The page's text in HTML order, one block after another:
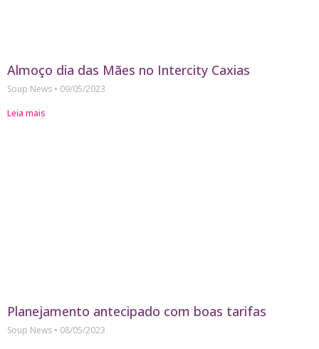
Almoço dia das Mães no Intercity Caxias
Soup News
09/05/2023
Leia mais
Planejamento antecipado com boas tarifas
Soup News
08/05/2023